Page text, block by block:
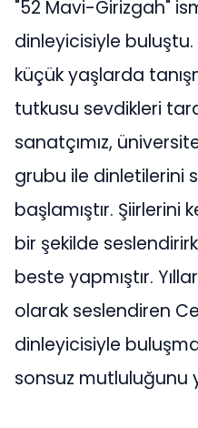
"52 Mavi-Girizgah"
dinleyicisiyle
küçük yaşlarda
tutkusu sevdikleri
sanatçımız,
grubu ile dinletilerini
başlamıştır.
bir şekilde
beste yapmıştır.
olarak seslendiren
dinleyicisiyle
sonsuz mutluluğunu